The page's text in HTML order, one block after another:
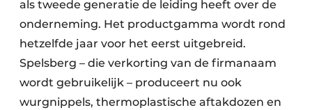
als tweede generatie de leiding heeft over de
onderneming. Het productgamma wordt rond
hetzelfde jaar voor het eerst uitgebreid.
Spelsberg – die verkorting van de firmanaam
wordt gebruikelijk – produceert nu ook
wurgnippels, thermoplastische aftakdozen en